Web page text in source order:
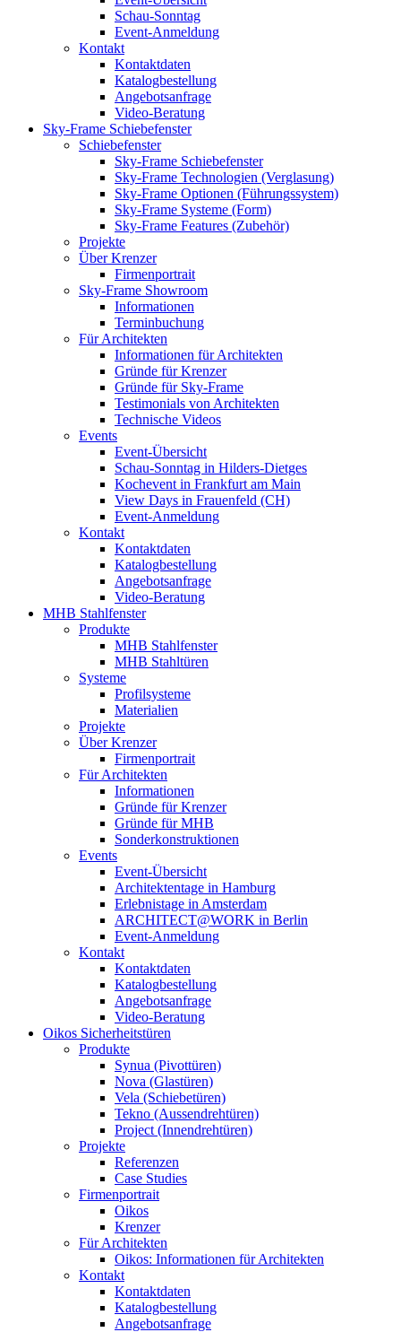
Schau-Sonntag
Event-Anmeldung
Kontakt
Kontaktdaten
Katalogbestellung
Angebotsanfrage
Video-Beratung
Sky-Frame Schiebefenster
Schiebefenster
Sky-Frame Schiebefenster
Sky-Frame Technologien (Verglasung)
Sky-Frame Optionen (Führungssystem)
Sky-Frame Systeme (Form)
Sky-Frame Features (Zubehör)
Projekte
Über Krenzer
Firmenportrait
Sky-Frame Showroom
Informationen
Terminbuchung
Für Architekten
Informationen für Architekten
Gründe für Krenzer
Gründe für Sky-Frame
Testimonials von Architekten
Technische Videos
Events
Event-Übersicht
Schau-Sonntag in Hilders-Dietges
Kochevent in Frankfurt am Main
View Days in Frauenfeld (CH)
Event-Anmeldung
Kontakt
Kontaktdaten
Katalogbestellung
Angebotsanfrage
Video-Beratung
MHB Stahlfenster
Produkte
MHB Stahlfenster
MHB Stahltüren
Systeme
Profilsysteme
Materialien
Projekte
Über Krenzer
Firmenportrait
Für Architekten
Informationen
Gründe für Krenzer
Gründe für MHB
Sonderkonstruktionen
Events
Event-Übersicht
Architektentage in Hamburg
Erlebnistage in Amsterdam
ARCHITECT@WORK in Berlin
Event-Anmeldung
Kontakt
Kontaktdaten
Katalogbestellung
Angebotsanfrage
Video-Beratung
Oikos Sicherheitstüren
Produkte
Synua (Pivottüren)
Nova (Glastüren)
Vela (Schiebetüren)
Tekno (Aussendrehtüren)
Project (Innendrehtüren)
Projekte
Referenzen
Case Studies
Firmenportrait
Oikos
Krenzer
Für Architekten
Oikos: Informationen für Architekten
Kontakt
Kontaktdaten
Katalogbestellung
Angebotsanfrage